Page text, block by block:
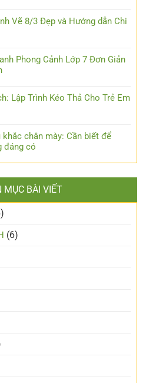
Vẽ 8/3 Đẹp và Hướng dẫn Chi
Phong Cảnh Lớp 7 Đơn Giản
Lập Trình Kéo Thả Cho Trẻ Em
chân mày: Cần biết để
đáng có
MỤC BÀI VIẾT
(6)